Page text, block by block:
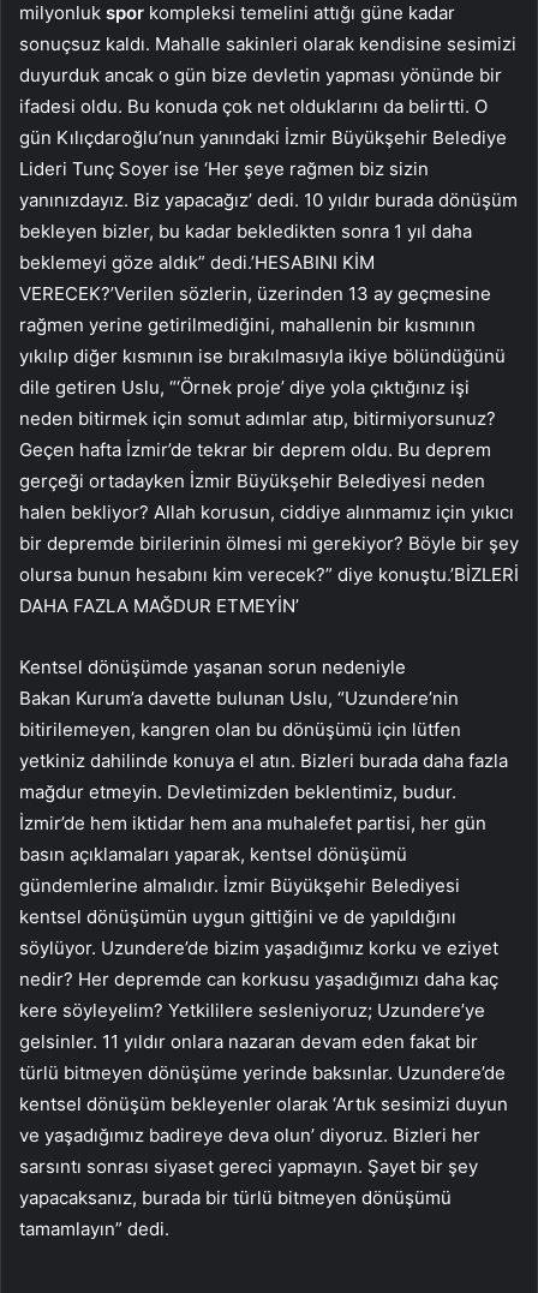
milyonluk spor kompleksi temelini attığı güne kadar
sonuçsuz kaldı. Mahalle sakinleri olarak kendisine sesimizi
duyurduk ancak o gün bize devletin yapması yönünde bir
ifadesi oldu. Bu konuda çok net olduklarını da belirtti. O
gün Kılıçdaroğlu’nun yanındaki İzmir Büyükşehir Belediye
Lideri Tunç Soyer ise ‘Her şeye rağmen biz sizin
yanınızdayız. Biz yapacağız’ dedi. 10 yıldır burada dönüşüm
bekleyen bizler, bu kadar bekledikten sonra 1 yıl daha
beklemeyi göze aldık” dedi.’HESABINI KİM
VERECEK?’Verilen sözlerin, üzerinden 13 ay geçmesine
rağmen yerine getirilmediğini, mahallenin bir kısmının
yıkılıp diğer kısmının ise bırakılmasıyla ikiye bölündüğünü
dile getiren Uslu, “‘Örnek proje’ diye yola çıktığınız işi
neden bitirmek için somut adımlar atıp, bitirmiyorsunuz?
Geçen hafta İzmir’de tekrar bir deprem oldu. Bu deprem
gerçeği ortadayken İzmir Büyükşehir Belediyesi neden
halen bekliyor? Allah korusun, ciddiye alınmamız için yıkıcı
bir depremde birilerinin ölmesi mi gerekiyor? Böyle bir şey
olursa bunun hesabını kim verecek?” diye konuştu.’BİZLERİ
DAHA FAZLA MAĞDUR ETMEYİN’
Kentsel dönüşümde yaşanan sorun nedeniyle
Bakan Kurum’a davette bulunan Uslu, “Uzundere’nin
bitirilemeyen, kangren olan bu dönüşümü için lütfen
yetkiniz dahilinde konuya el atın. Bizleri burada daha fazla
mağdur etmeyin. Devletimizden beklentimiz, budur.
İzmir’de hem iktidar hem ana muhalefet partisi, her gün
basın açıklamaları yaparak, kentsel dönüşümü
gündemlerine almalıdır. İzmir Büyükşehir Belediyesi
kentsel dönüşümün uygun gittiğini ve de yapıldığını
söylüyor. Uzundere’de bizim yaşadığımız korku ve eziyet
nedir? Her depremde can korkusu yaşadığımızı daha kaç
kere söyleyelim? Yetkililere sesleniyoruz; Uzundere’ye
gelsinler. 11 yıldır onlara nazaran devam eden fakat bir
türlü bitmeyen dönüşüme yerinde baksınlar. Uzundere’de
kentsel dönüşüm bekleyenler olarak ‘Artık sesimizi duyun
ve yaşadığımız badireye deva olun’ diyoruz. Bizleri her
sarsıntı sonrası siyaset gereci yapmayın. Şayet bir şey
yapacaksanız, burada bir türlü bitmeyen dönüşümü
tamamlayın” dedi.